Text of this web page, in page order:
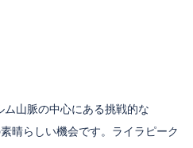
山脈の中心にある挑戦的な
晴らしい機会です。ライラピーク